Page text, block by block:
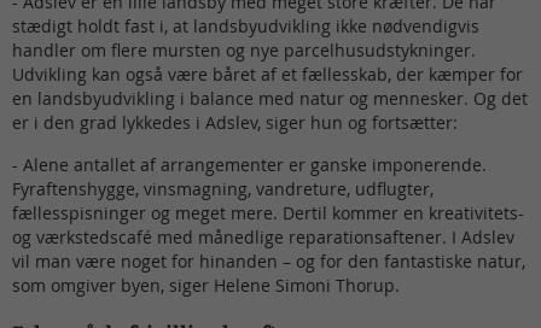
stædigt holdt fast i, at landsbyudvikling ikke nødvendigvis
handler om flere mursten og nye parcelhusudstykninger.
Udvikling kan også være båret af et fællesskab, der kæmper for
en landsbyudvikling i balance med natur og mennesker. Og det
er i den grad lykkedes i Adslev, siger hun og fortsætter:
- Alene antallet af arrangementer er ganske imponerende.
Fyraftenshygge, vinsmagning, vandreture, udflugter,
fællesspisninger og meget mere. Dertil kommer en kreativitets-
og værkstedscafé med månedlige reparationsaftener. I Adslev
vil man være noget for hinanden – og for den fantastiske natur,
som omgiver byen, siger Helene Simoni Thorup.